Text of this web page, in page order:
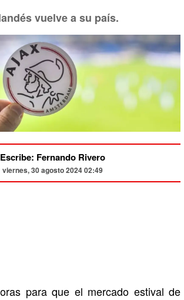
vuelve a su país.
Escribe: Fernando Rivero
viernes, 30 agosto 2024 02:49
para que el mercado estival de